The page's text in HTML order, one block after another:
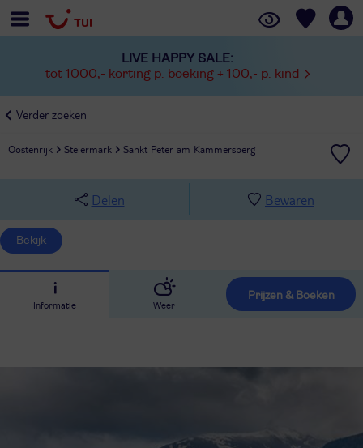
LIVE HAPPY SALE:
tot 1000,- korting p. boeking + 100,- p. kind
Verder zoeken
Oostenrijk Steiermark Sankt Peter am Kammersberg
Delen Bewaren
Bekijk
Informatie Weer
Prijzen & Boeken